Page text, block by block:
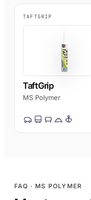
AFT 1200GF
Acrylic Foam
MAG-BROWSE PA
Mga composite at
fibreglass
TAFTGRIP
TaftGrip
MS Polymer
FAQ · MS POLYMER